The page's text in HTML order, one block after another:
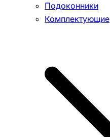
Подоконники
Комплектующие